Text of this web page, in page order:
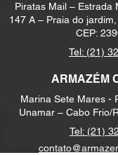
FunDeck Manual
NX Shadow (Vela)
Radio VHF Antena
Carregador de
Plataforma Hidráulica
Customização -
Kit Iluminado INOX
Logo NX BOATS
Piratas Mail – Estrada
147 A – Praia do
CEP:
Tel: (21)
ARMAZÉM
Marina Sete Mares -
Unamar – Cabo Frio/
Tel: (21)